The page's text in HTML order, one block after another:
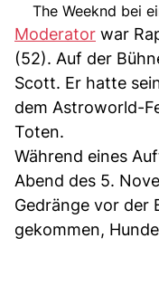
The Weeknd bei
Moderator war
(52). Auf der
Scott. Er hatte
dem Astroworld-
Toten.
Während eines
Abend des 5.
Gedränge vor der
gekommen,